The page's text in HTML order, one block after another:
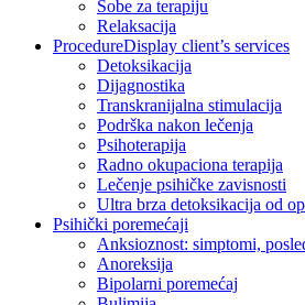
Sobe za terapiju
Relaksacija
ProcedureDisplay client’s services
Detoksikacija
Dijagnostika
Transkranijalna stimulacija
Podrška nakon lečenja
Psihoterapija
Radno okupaciona terapija
Lečenje psihičke zavisnosti
Ultra brza detoksikacija od
Psihički poremećaji
Anksioznost: simptomi,
Anoreksija
Bipolarni poremećaj